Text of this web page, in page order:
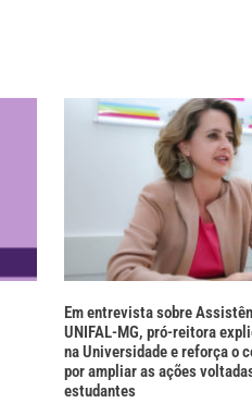
Em entrevista sobre
UNIFAL-MG, pró-reitora
na Universidade e reforça o
por ampliar as ações
estudantes